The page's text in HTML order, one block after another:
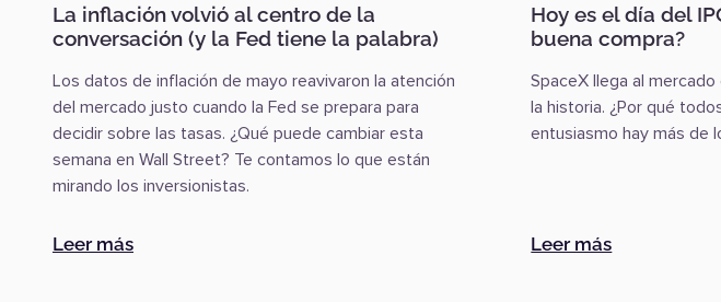
La inflación volvió al centro de la
conversación (y la Fed tiene la palabra)
Los datos de inflación de mayo reavivaron la atención
del mercado justo cuando la Fed se prepara para
decidir sobre las tasas. ¿Qué puede cambiar esta
semana en Wall Street? Te contamos lo que están
mirando los inversionistas.
Leer más: La inflación volvió al centro de la conversación (y la Fed tiene la
Hoy es el día del
buena compra?
SpaceX llega al
la historia. ¿Por qué
entusiasmo hay más de
Leer más: Hoy es el